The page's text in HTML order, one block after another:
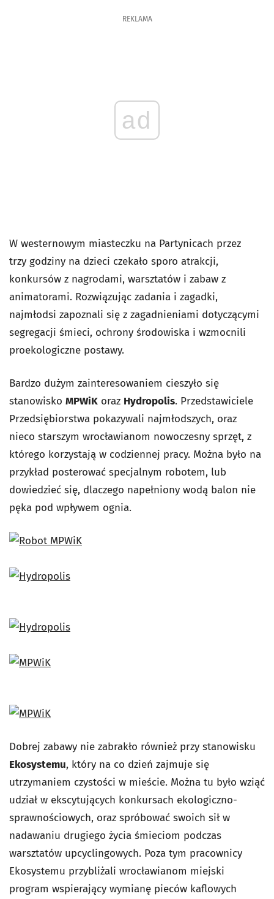
REKLAMA
ad
W westernowym miasteczku na Partynicach przez
trzy godziny na dzieci czekało sporo atrakcji,
konkursów z nagrodami, warsztatów i zabaw z
animatorami. Rozwiązując zadania i zagadki,
najmłodsi zapoznali się z zagadnieniami dotyczącymi
segregacji śmieci, ochrony środowiska i wzmocnili
proekologiczne postawy.
Bardzo dużym zainteresowaniem cieszyło się
stanowisko MPWiK oraz Hydropolis. Przedstawiciele
Przedsiębiorstwa pokazywali najmłodszych, oraz
nieco starszym wrocławianom nowoczesny sprzęt, z
którego korzystają w codziennej pracy. Można było na
przykład posterować specjalnym robotem, lub
dowiedzieć się, dlaczego napełniony wodą balon nie
pęka pod wpływem ognia.
Dobrej zabawy nie zabrakło również przy stanowisku
Ekosystemu, który na co dzień zajmuje się
utrzymaniem czystości w mieście. Można tu było wziąć
udział w ekscytujących konkursach ekologiczno-
sprawnościowych, oraz spróbować swoich sił w
nadawaniu drugiego życia śmieciom podczas
warsztatów upcyclingowych. Poza tym pracownicy
Ekosystemu przybliżali wrocławianom miejski
program wspierający wymianę pieców kaflowych